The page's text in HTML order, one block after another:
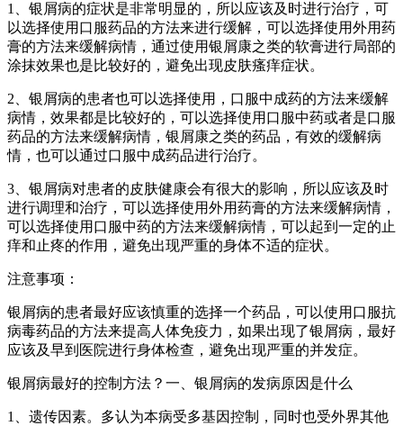
1、银屑病的症状是非常明显的，所以应该及时进行治疗，可
以选择使用口服药品的方法来进行缓解，可以选择使用外用药
膏的方法来缓解病情，通过使用银屑康之类的软膏进行局部的
涂抹效果也是比较好的，避免出现皮肤瘙痒症状。
2、银屑病的患者也可以选择使用，口服中成药的方法来缓解
病情，效果都是比较好的，可以选择使用口服中药或者是口服
药品的方法来缓解病情，银屑康之类的药品，有效的缓解病
情，也可以通过口服中成药品进行治疗。
3、银屑病对患者的皮肤健康会有很大的影响，所以应该及时
进行调理和治疗，可以选择使用外用药膏的方法来缓解病情，
可以选择使用口服中药的方法来缓解病情，可以起到一定的止
痒和止疼的作用，避免出现严重的身体不适的症状。
注意事项：
银屑病的患者最好应该慎重的选择一个药品，可以使用口服抗
病毒药品的方法来提高人体免疫力，如果出现了银屑病，最好
应该及早到医院进行身体检查，避免出现严重的并发症。
银屑病最好的控制方法？一、银屑病的发病原因是什么
1、遗传因素。多认为本病受多基因控制，同时也受外界其他